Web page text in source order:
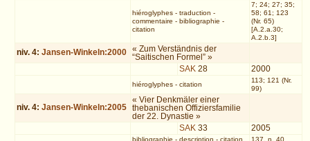
hiéroglyphes- traduction -
commentaire - bibliographie -
citation
7; 24; 27; 35;
58; 61; 123
(Nr. 65)
[A.2.a.30;
A.2.b.3]
niv. 4:Jansen-Winkeln:2000 « Zum Verständnis der
“Saitischen Formel” »
SAK 28 2000
hiéroglyphes- citation
113; 121 (Nr.
99)
niv. 4:Jansen-Winkeln:2005
« Vier Denkmäler einer
thebanischen Offiziersfamilie
der 22. Dynastie »
SAK 33 2005